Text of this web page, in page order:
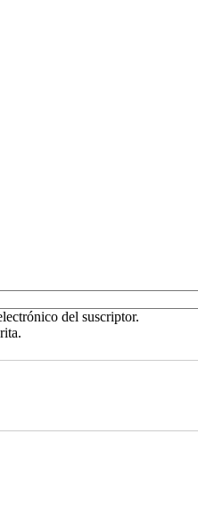
del suscriptor.